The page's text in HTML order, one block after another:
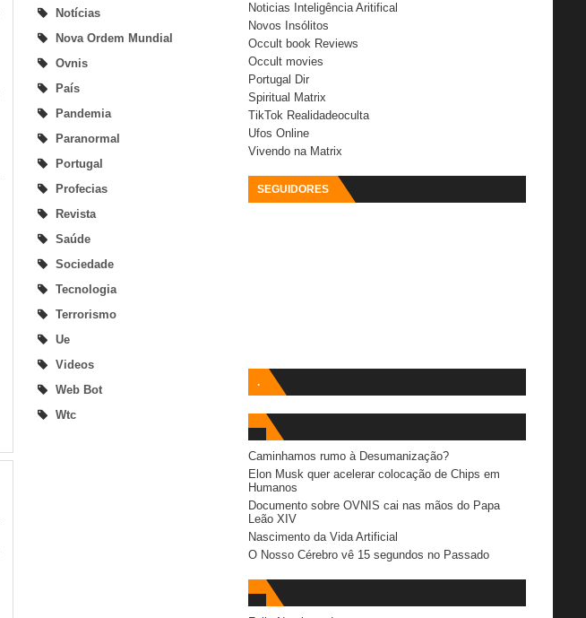
Notícias
Nova Ordem Mundial
Ovnis
País
Pandemia
Paranormal
Portugal
Profecias
Revista
Saúde
Sociedade
Tecnologia
Terrorismo
Ue
Videos
Web Bot
Wtc
Noticias Inteligência Aritifical
Novos Insólitos
Occult book Reviews
Occult movies
Portugal Dir
Spiritual Matrix
TikTok Realidadeoculta
Ufos Online
Vivendo na Matrix
SEGUIDORES
.
Caminhamos rumo à Desumanização?
Elon Musk quer acelerar colocação de Chips em
Humanos
Documento sobre OVNIS cai nas mãos do Papa
Leão XIV
Nascimento da Vida Artificial
O Nosso Cérebro vê 15 segundos no Passado